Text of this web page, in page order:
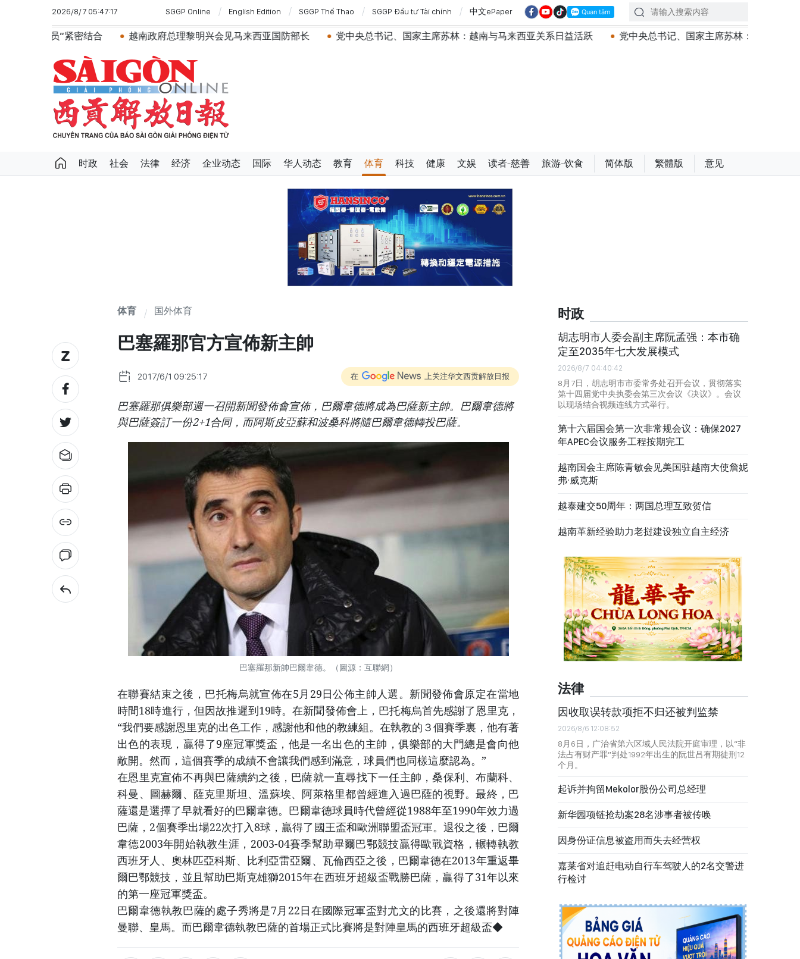
2026/8/7 05:47:17 SGGP Online English Edition SGGP Thể Thao SGGP Đầu tư Tài chính 中文ePaper
越南政府总理黎明兴会见马来西亚国防部长 党中央总书记、国家主席苏林：越南与马来西亚关系日益活跃 党中央总书记、国家主席苏林：建设一部科学严谨、简明精
时政 社会 法律 经济 企业动态 国际 华人动态 教育 体育 科技 健康 文娱 读者-慈善 旅游-饮食 简体版 繁體版 意见
体育 国外体育
巴塞羅那官方宣佈新主帥
2017/6/1 09:25:17 在 上关注华文西贡解放日报
巴塞羅那俱樂部週一召開新聞發佈會宣佈，巴爾韋德將成為巴薩新主帥。巴爾韋德將
與巴薩簽訂一份2+1合同，而阿斯皮亞蘇和波桑科將隨巴爾韋德轉投巴薩。
巴塞羅那新帥巴爾韋德。（圖源：互聯網）
在聯賽結束之後，巴托梅烏就宣佈在5月29日公佈主帥人選。新聞發佈會原定在當地
時間18時進行，但因故推遲到19時。在新聞發佈會上，巴托梅烏首先感謝了恩里克，
“我們要感謝恩里克的出色工作，感謝他和他的教練組。在執教的３個賽季裏，他有著
出色的表現，贏得了9座冠軍獎盃，他是一名出色的主帥，俱樂部的大門總是會向他
敞開。然而，這個賽季的成績不會讓我們感到滿意，球員們也同樣這麼認為。”
在恩里克宣佈不再與巴薩續約之後，巴薩就一直尋找下一任主帥，桑保利、布蘭科、
科曼、圖赫爾、薩克里斯坦、溫蘇埃、阿萊格里都曾經進入過巴薩的視野。最終，巴
薩還是選擇了早就看好的巴爾韋德。巴爾韋德球員時代曾經從1988年至1990年效力過
巴薩，2個賽季出場22次打入8球，贏得了國王盃和歐洲聯盟盃冠軍。退役之後，巴爾
韋德2003年開始執教生涯，2003-04賽季幫助畢爾巴鄂競技贏得歐戰資格，輾轉執教
西班牙人、奧林匹亞科斯、比利亞雷亞爾、瓦倫西亞之後，巴爾韋德在2013年重返畢
爾巴鄂競技，並且幫助巴斯克雄獅2015年在西班牙超級盃戰勝巴薩，贏得了31年以來
的第一座冠軍獎盃。
巴爾韋德執教巴薩的處子秀將是7月22日在國際冠軍盃對尤文的比賽，之後還將對陣
曼聯、皇馬。而巴爾韋德執教巴薩的首場正式比賽將是對陣皇馬的西班牙超級盃◆
时政
胡志明市人委会副主席阮孟强：本市确
定至2035年七大发展模式
2026/8/7 04:40:42
8月7日，胡志明市市委常务处召开会议，贯彻落实
第十四届党中央执委会第三次会议《决议》。会议
以现场结合视频连线方式举行。
第十六届国会第一次非常规会议：确保2027
年APEC会议服务工程按期完工
越南国会主席陈青敏会见美国驻越南大使詹妮
弗·威克斯
越泰建交50周年：两国总理互致贺信
越南革新经验助力老挝建设独立自主经济
法律
因收取误转款项拒不归还被判监禁
2026/8/6 12:08:52
8月6日，广治省第六区域人民法院开庭审理，以“非
法占有财产罪”判处1992年出生的阮世吕有期徒刑12
个月。
起诉并拘留Mekolor股份公司总经理
新华园项链抢劫案28名涉事者被传唤
因身份证信息被盗用而失去经营权
嘉莱省对追赶电动自行车驾驶人的2名交警进
行检讨